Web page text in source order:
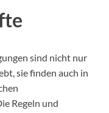
sind nicht nur
sie finden auch in
Regeln und